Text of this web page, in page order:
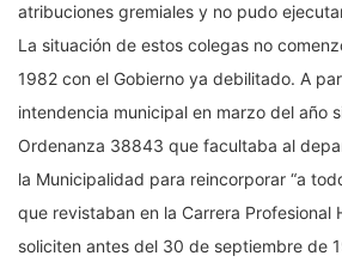
atribuciones gremiales y no pudo
La situación de estos colegas no
1982 con el Gobierno ya debilitado. A
intendencia municipal en marzo del año
Ordenanza 38843 que facultaba al
la Municipalidad para reincorporar “a
que revistaban en la Carrera Profesional
soliciten antes del 30 de septiembre de